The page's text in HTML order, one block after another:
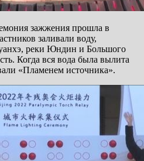
зажжения прошла в
заливали воду,
реки Юндин и Большого
Когда вся вода была вылита
«Пламенем источника».